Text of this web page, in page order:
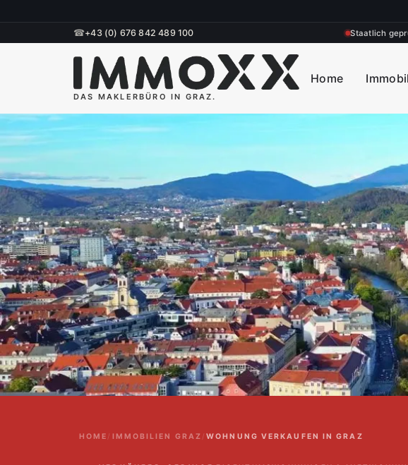
☎+43 (0) 676 842 489 100 Staatlich
Home
HOME / IMMOBILIEN GRAZ /WOHNUNG VERKAUFEN IN GRAZ